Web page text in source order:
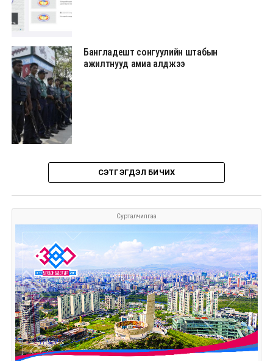
Бангладешт сонгуулийн штабын
ажилтнууд амиа алджээ
СЭТГЭГДЭЛ БИЧИХ
Сурталчилгаа